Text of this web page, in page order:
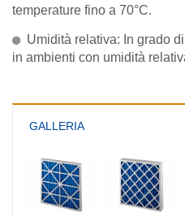
temperature fino a 70°C.
Umidità relativa: In grado
in ambienti con umidità
GALLERIA